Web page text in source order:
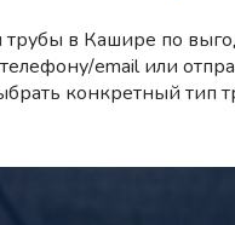
в Кашире по
email или
конкретный